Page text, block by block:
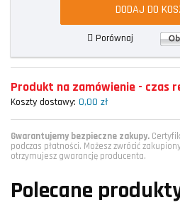
DODAJ DO
Porównaj
Produkt na zamówienie - czas
Koszty dostawy: 0,00 zł
Gwarantujemy bezpieczne zakupy.
podczas płatności. Możesz zwrócić
otrzymujesz gwarancję producenta.
Polecane